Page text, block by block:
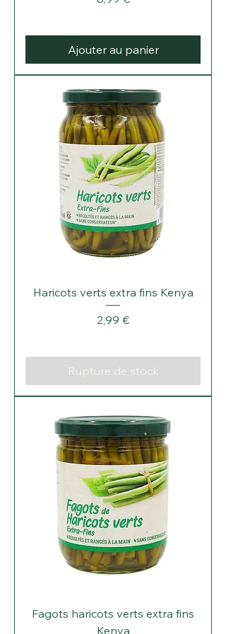
Ajouter au panier
Haricots verts extra fins Kenya
Prix
2,99 €
Rupture de stock
Fagots haricots verts extra fins
Kenya